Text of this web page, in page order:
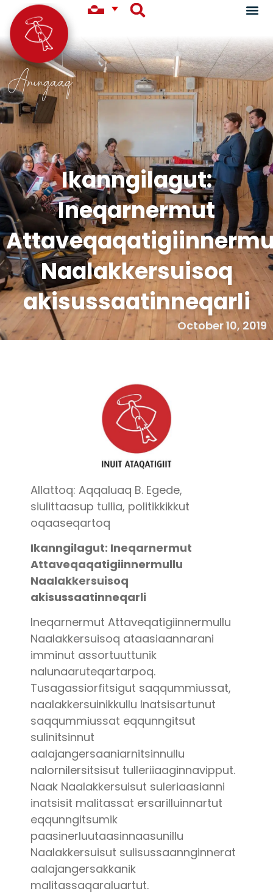
Aningaaq
Ikanngilagut:
Ineqarnermut
Naalakkersuisoq
akisussaatinneqarli
October 10, 2019
Allattoq: Aqqaluaq B. Egede,
siulittaasup tullia, politikkikkut
oqaaseqartoq
Ikanngilagut: Ineqarnermut
Attaveqaqatigiinnermullu
Naalakkersuisoq
akisussaatinneqarli
Ineqarnermut Attaveqatigiinnermullu
Naalakkersuisoq ataasiaannarani
imminut assortuuttunik
nalunaaruteqartarpoq.
Tusagassiorfitsigut saqqummiussat,
naalakkersuinikkullu Inatsisartunut
saqqummiussat eqqunngitsut
sulinitsinnut
aalajangersaaniarnitsinnullu
nalornilersitsisut tulleriiaaginnavipput.
Naak Naalakkersuisut suleriaasianni
inatsisit malitassat ersarilluinnartut
eqqunngitsumik
paasinerluutaasinnaasunillu
Naalakkersuisut sulisussaannginnerat
aalajangersakkanik
malitassaqaraluartut.